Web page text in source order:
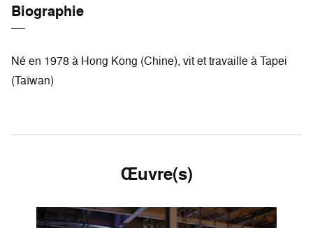
Biographie
Né en 1978 à Hong Kong (Chine), vit et travaille à Tapei
(Taïwan)
Œuvre(s)